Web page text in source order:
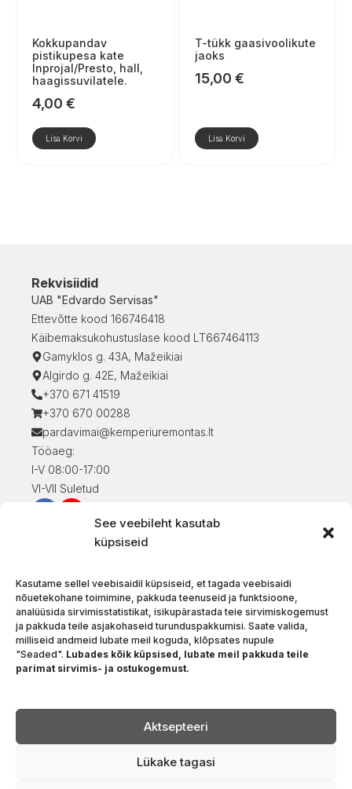
See veebileht kasutab
küpsiseid
Kasutame sellel veebisaidil küpsiseid, et tagada veebisaidi
nõuetekohane toimimine, pakkuda teenuseid ja funktsioone,
analüüsida sirvimisstatistikat, isikupärastada teie sirvimiskogemust
ja pakkuda teile asjakohaseid turunduspakkumisi. Saate valida,
milliseid andmeid lubate meil koguda, klõpsates nupule
"Seaded". Lubades kõik küpsised, lubate meil pakkuda teile
parimat sirvimis- ja ostukogemust.
Aktsepteeri
Lükake tagasi
Kokkupandav
pistikupesa kate
Inprojal/Presto, hall,
haagissuvilatele.
4,00 €
Lisa Korvi
T-tükk gaasivoolikute
jaoks
15,00 €
Lisa Korvi
Rekvisiidid
UAB "Edvardo Servisas"
Ettevõtte kood 166746418
Käibemaksukohustuslase kood LT667464113
Gamyklos g. 43A, Mažeikiai
Algirdo g. 42E, Mažeikiai
+370 671 41519
+370 670 00288
pardavimai@kemperiuremontas.lt
Tööaeg:
I-V 08:00-17:00
VI-VII Suletud
Teave klientidele
Kaupade tarnimine
Kaupade tagastamine
Tingimused ja eeskirjad
Privaatsuspoliitika
Meie kohta
Keel